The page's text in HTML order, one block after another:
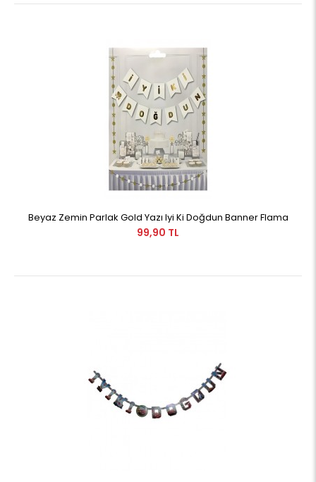
Beyaz Zemin Parlak Gold Yazı Iyi Ki Doğdun Banner Flama
99,90 TL